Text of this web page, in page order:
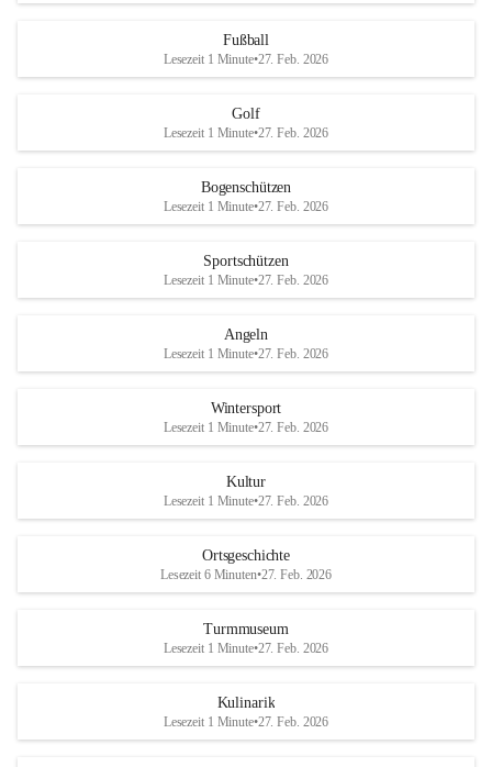
Fußball
Lesezeit 1 Minute•27. Feb. 2026
Golf
Lesezeit 1 Minute•27. Feb. 2026
Bogenschützen
Lesezeit 1 Minute•27. Feb. 2026
Sportschützen
Lesezeit 1 Minute•27. Feb. 2026
Angeln
Lesezeit 1 Minute•27. Feb. 2026
Wintersport
Lesezeit 1 Minute•27. Feb. 2026
Kultur
Lesezeit 1 Minute•27. Feb. 2026
Ortsgeschichte
Lesezeit 6 Minuten•27. Feb. 2026
Turmmuseum
Lesezeit 1 Minute•27. Feb. 2026
Kulinarik
Lesezeit 1 Minute•27. Feb. 2026